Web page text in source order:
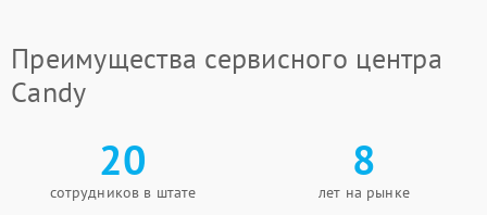
Преимущества сервисного центра
Candy
20
сотрудников в штате
8
лет на рынке